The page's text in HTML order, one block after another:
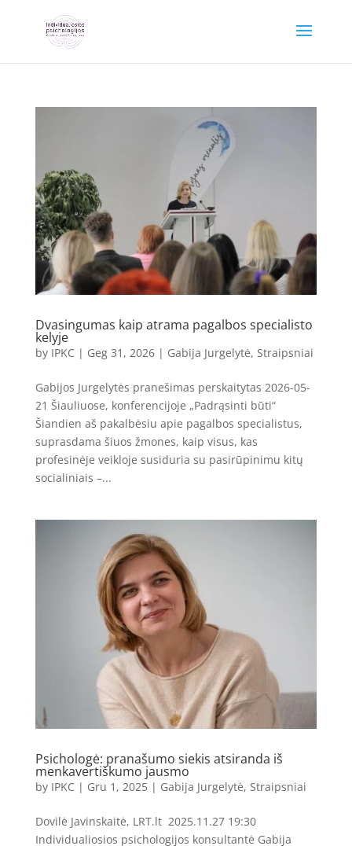
Dvasingumas kaip atrama pagalbos specialisto
kelyje
by IPKC | Geg 31, 2026| Gabija Jurgelytė, Straipsniai
Gabijos Jurgelytės pranešimas perskaitytas 2026-05-
21 Šiauliuose, konferencijoje „Padrąsinti būti“
Šiandien aš pakalbėsiu apie pagalbos specialistus,
suprasdama šiuos žmones, kaip visus, kas
profesinėje veikloje susiduria su pasirūpinimu kitų
socialiniais –...
Psichologė: pranašumo siekis atsiranda iš
menkavertiškumo jausmo
by IPKC | Gru 1, 2025| Gabija Jurgelytė, Straipsniai
Dovilė Javinskaitė, LRT.lt 2025.11.27 19:30
Individualiosios psichologijos konsultantė Gabija